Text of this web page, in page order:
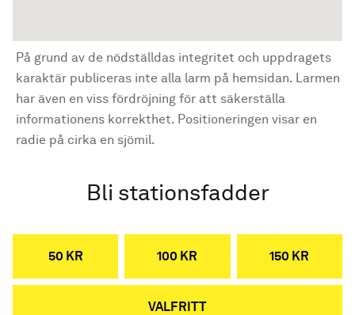
På grund av de nödställdas integritet och uppdragets
karaktär publiceras inte alla larm på hemsidan. Larmen
har även en viss fördröjning för att säkerställa
informationens korrekthet. Positioneringen visar en
radie på cirka en sjömil.
Bli stationsfadder
50 KR 100 KR 150 KR
VALFRITT